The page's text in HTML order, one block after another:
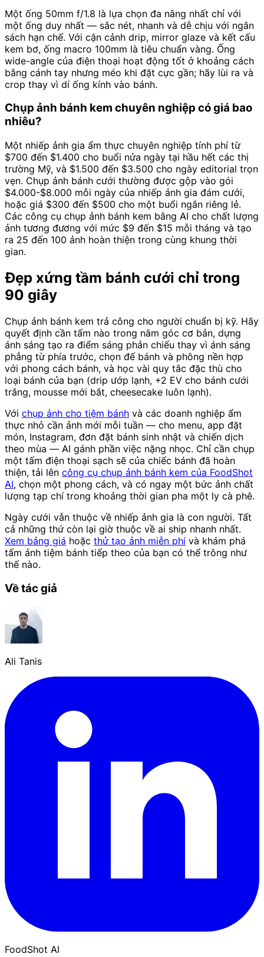
Một ống 50mm f/1.8 là lựa chọn đa năng nhất chỉ với
một ống duy nhất — sắc nét, nhanh và dễ chịu với ngân
sách hạn chế. Với cận cảnh drip, mirror glaze và kết cấu
kem bơ, ống macro 100mm là tiêu chuẩn vàng. Ống
wide-angle của điện thoại hoạt động tốt ở khoảng cách
bằng cánh tay nhưng méo khi đặt cực gần; hãy lùi ra và
crop thay vì dí ống kính vào bánh.
Chụp ảnh bánh kem chuyên nghiệp có giá bao
nhiêu?
Một nhiếp ảnh gia ẩm thực chuyên nghiệp tính phí từ
$700 đến $1.400 cho buổi nửa ngày tại hầu hết các thị
trường Mỹ, và $1.500 đến $3.500 cho ngày editorial trọn
vẹn. Chụp ảnh bánh cưới thường được gộp vào gói
$4.000-$8.000 mỗi ngày của nhiếp ảnh gia đám cưới,
hoặc giá $300 đến $500 cho một buổi ngắn riêng lẻ.
Các công cụ chụp ảnh bánh kem bằng AI cho chất lượng
ảnh tương đương với mức $9 đến $15 mỗi tháng và tạo
ra 25 đến 100 ảnh hoàn thiện trong cùng khung thời
gian.
Đẹp xứng tầm bánh cưới chỉ trong
90 giây
Chụp ảnh bánh kem trả công cho người chuẩn bị kỹ. Hãy
quyết định cần tấm nào trong năm góc cơ bản, dựng
ánh sáng tạo ra điểm sáng phản chiếu thay vì ánh sáng
phẳng từ phía trước, chọn đế bánh và phông nền hợp
với phong cách bánh, và học vài quy tắc đặc thù cho
loại bánh của bạn (drip ướp lạnh, +2 EV cho bánh cưới
trắng, mousse mới bắt, cheesecake luôn lạnh).
Với chụp ảnh cho tiệm bánh và các doanh nghiệp ẩm
thực nhỏ cần ảnh mới mỗi tuần — cho menu, app đặt
món, Instagram, đơn đặt bánh sinh nhật và chiến dịch
theo mùa — AI gánh phần việc nặng nhọc. Chỉ cần chụp
một tấm điện thoại sạch sẽ của chiếc bánh đã hoàn
thiện, tải lên công cụ chụp ảnh bánh kem của FoodShot
AI, chọn một phong cách, và có ngay một bức ảnh chất
lượng tạp chí trong khoảng thời gian pha một ly cà phê.
Ngày cưới vẫn thuộc về nhiếp ảnh gia là con người. Tất
cả những thứ còn lại giờ thuộc về ai ship nhanh nhất.
Xem bảng giá hoặc thử tạo ảnh miễn phí và khám phá
tấm ảnh tiệm bánh tiếp theo của bạn có thể trông như
thế nào.
Về tác giả
Ali Tanis
FoodShot AI